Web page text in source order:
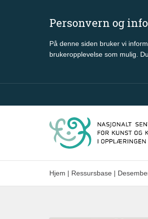
Personvern og
På denne siden bruker vi
brukeropplevelse som mulig.
Gå til hovedinnhold
Hjem | Ressursbase |